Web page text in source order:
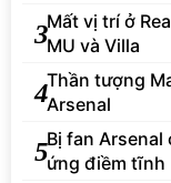
3Mất vị trí ở
MU và Villa
4Thần tượng
Arsenal
5Bị fan Arsenal
ứng điềm tĩnh